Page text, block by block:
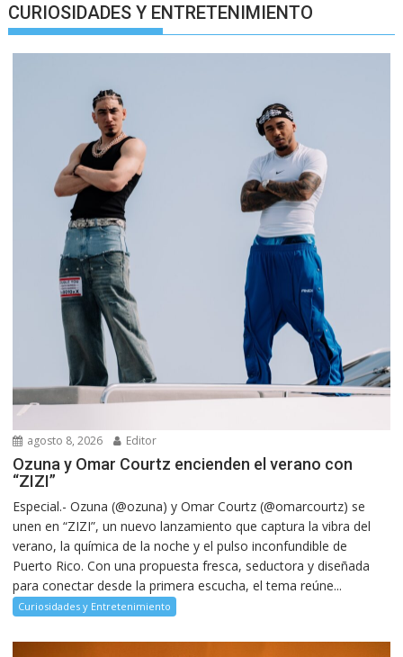
CURIOSIDADES Y ENTRETENIMIENTO
agosto 8, 2026 Editor
Ozuna y Omar Courtz encienden el verano con
“ZIZI”
Especial.- Ozuna (@ozuna) y Omar Courtz (@omarcourtz) se
unen en “ZIZI”, un nuevo lanzamiento que captura la vibra del
verano, la química de la noche y el pulso inconfundible de
Puerto Rico. Con una propuesta fresca, seductora y diseñada
para conectar desde la primera escucha, el tema reúne...
Curiosidades y Entretenimiento